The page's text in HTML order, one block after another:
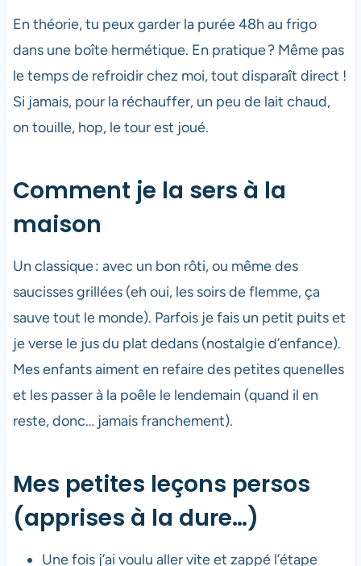
En théorie, tu peux garder la purée 48h au frigo
dans une boîte hermétique. En pratique ? Même pas
le temps de refroidir chez moi, tout disparaît direct !
Si jamais, pour la réchauffer, un peu de lait chaud,
on touille, hop, le tour est joué.
Comment je la sers à la
maison
Un classique : avec un bon rôti, ou même des
saucisses grillées (eh oui, les soirs de flemme, ça
sauve tout le monde). Parfois je fais un petit puits et
je verse le jus du plat dedans (nostalgie d’enfance).
Mes enfants aiment en refaire des petites quenelles
et les passer à la poêle le lendemain (quand il en
reste, donc… jamais franchement).
Mes petites leçons persos
(apprises à la dure…)
Une fois j’ai voulu aller vite et zappé l’étape